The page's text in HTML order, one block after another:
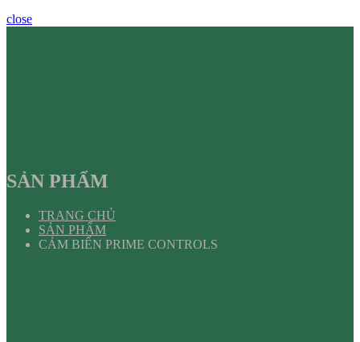
close
SẢN PHẨM
TRANG CHỦ
SẢN PHẨM
CẢM BIẾN PRIME CONTROLS